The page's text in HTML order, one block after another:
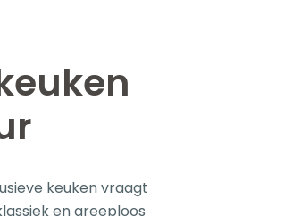
keuken vraagt
en greeploos